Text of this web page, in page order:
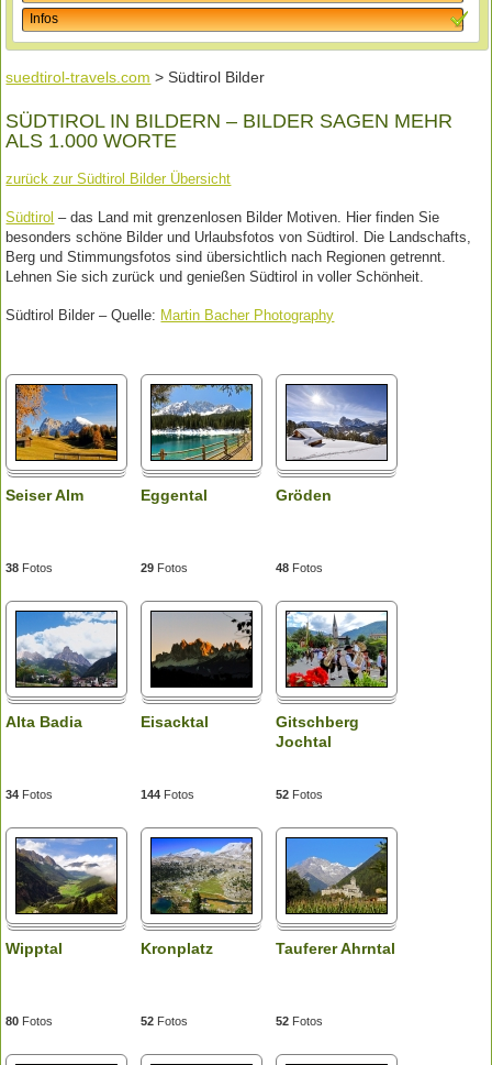
Infos
suedtirol-travels.com > Südtirol Bilder
SÜDTIROL IN BILDERN – BILDER SAGEN MEHR
ALS 1.000 WORTE
zurück zur Südtirol Bilder Übersicht
Südtirol – das Land mit grenzenlosen Bilder Motiven. Hier finden Sie
besonders schöne Bilder und Urlaubsfotos von Südtirol. Die Landschafts,
Berg und Stimmungsfotos sind übersichtlich nach Regionen getrennt.
Lehnen Sie sich zurück und genießen Südtirol in voller Schönheit.
Südtirol Bilder – Quelle: Martin Bacher Photography
Seiser Alm
38 Fotos
Eggental
29 Fotos
Gröden
48 Fotos
Alta Badia
34 Fotos
Eisacktal
144 Fotos
Gitschberg
Jochtal
52 Fotos
Wipptal
80 Fotos
Kronplatz
52 Fotos
Tauferer Ahrntal
52 Fotos